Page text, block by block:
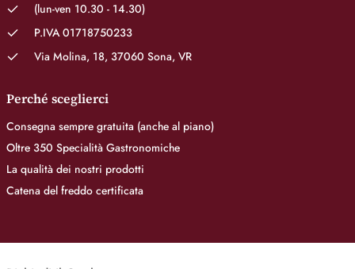
(lun-ven 10.30 - 14.30)
P.IVA 01718750233
Via Molina, 18, 37060 Sona, VR
Perché sceglierci
Consegna sempre gratuita (anche al piano)
Oltre 350 Specialità Gastronomiche
La qualità dei nostri prodotti
Catena del freddo certificata